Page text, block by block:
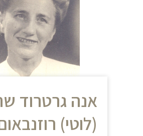
אנה גרטרוד
(לוטי)